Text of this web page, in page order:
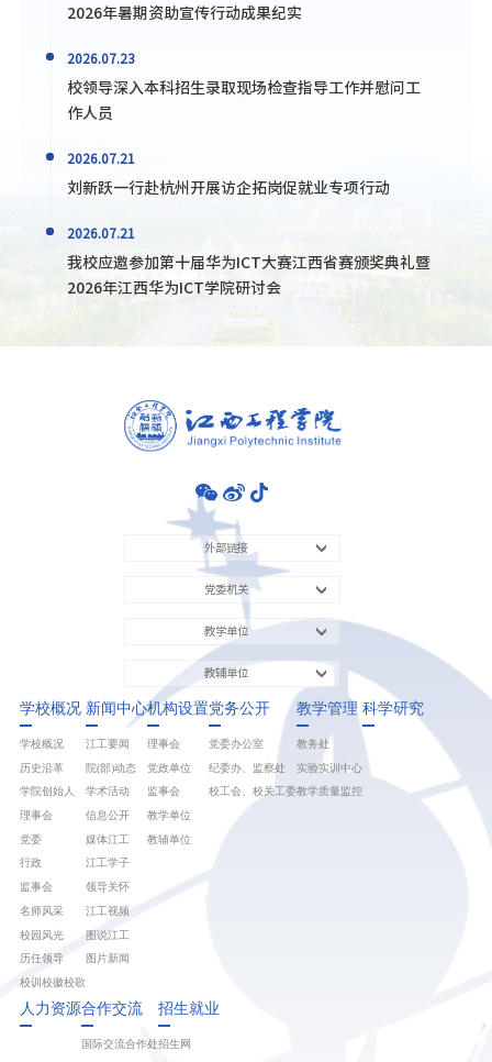
2026年暑期资助宣传行动成果纪实
2026.07.23
校领导深入本科招生录取现场检查指导工作并慰问工
作人员
2026.07.21
刘新跃一行赴杭州开展访企拓岗促就业专项行动
2026.07.21
我校应邀参加第十届华为ICT大赛江西省赛颁奖典礼暨
2026年江西华为ICT学院研讨会
外部链接
党委机关
教学单位
教辅单位
学校概况
学校概况
历史沿革
学院创始人
理事会
党委
行政
监事会
名师风采
校园风光
历任领导
校训校徽校歌
新闻中心
江工要闻
院(部)动态
学术活动
信息公开
媒体江工
江工学子
领导关怀
江工视频
图说江工
图片新闻
机构设置
理事会
党政单位
监事会
教学单位
教辅单位
党务公开
党委办公室
纪委办、监察处
校工会、校关工委
教学管理
教务处
实验实训中心
教学质量监控
科学研究
人力资源合作交流
国际交流合作处
招生就业
招生网